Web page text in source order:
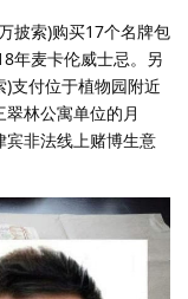
披索)购买17个名牌包
年麦卡伦威士忌。另
支付位于植物园附近
林公寓单位的月
宾非法线上赌博生意